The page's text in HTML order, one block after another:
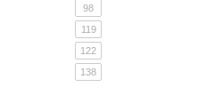
98
119
122
138